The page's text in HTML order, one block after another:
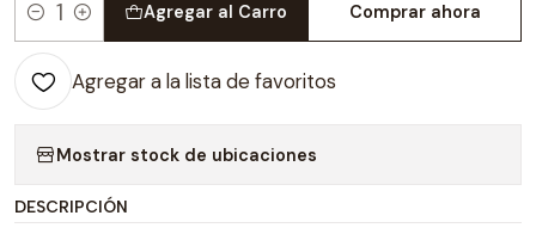
Cantidad
Agregar al Carro Comprar ahora
Agregar a la lista de favoritos
Mostrar stock de ubicaciones
DESCRIPCIÓN